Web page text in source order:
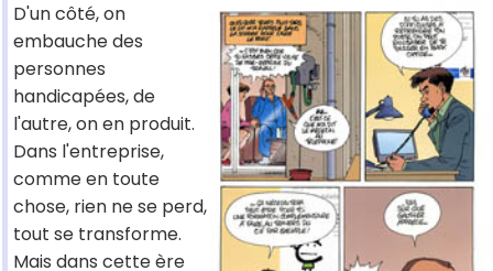
D'un côté, on
embauche des
personnes
handicapées, de
l'autre, on en produit.
Dans l'entreprise,
comme en toute
chose, rien ne se perd,
tout se transforme.
Mais dans cette ère